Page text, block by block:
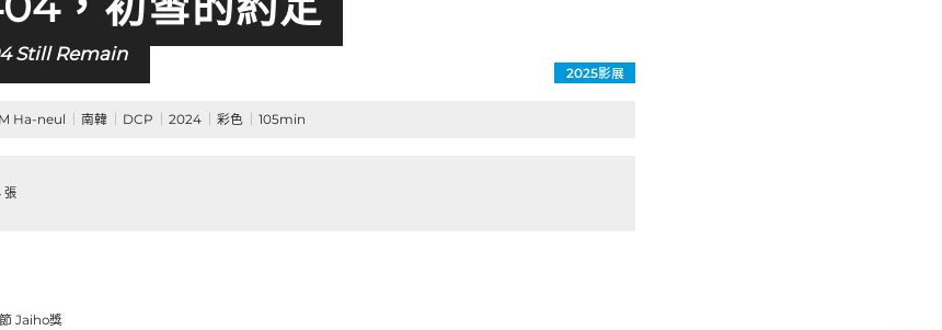
Still Remain
2025影展
Ha-neul 南韓 DCP 2024 彩色 105min
張
Jaiho獎